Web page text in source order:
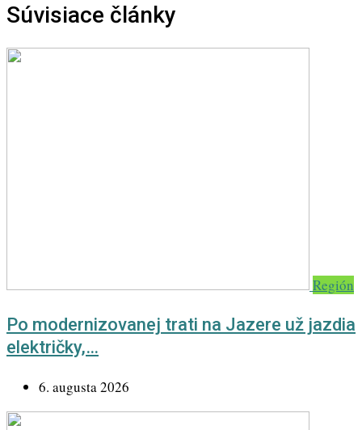
Súvisiace články
Región
Po modernizovanej trati na Jazere už jazdia
električky,…
6. augusta 2026